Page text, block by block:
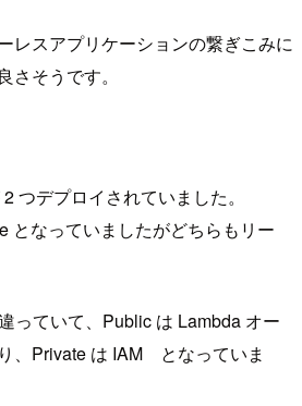
レスアプリケーションの繋ぎこみに
そうです。
つデプロイされていました。
となっていましたがどちらもリー
っていて、Public は Lambda オー
、Private は IAM となっていま